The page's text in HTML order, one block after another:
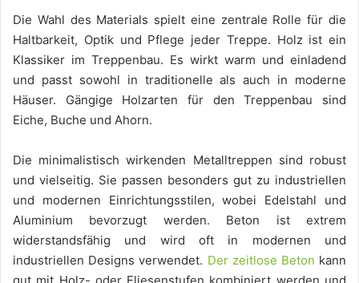
Die Wahl des Materials spielt eine zentrale Rolle für die
Haltbarkeit, Optik und Pflege jeder Treppe. Holz ist ein
Klassiker im Treppenbau. Es wirkt warm und einladend
und passt sowohl in traditionelle als auch in moderne
Häuser. Gängige Holzarten für den Treppenbau sind
Eiche, Buche und Ahorn.
Die minimalistisch wirkenden Metalltreppen sind robust
und vielseitig. Sie passen besonders gut zu industriellen
und modernen Einrichtungsstilen, wobei Edelstahl und
Aluminium bevorzugt werden. Beton ist extrem
widerstandsfähig und wird oft in modernen und
industriellen Designs verwendet. Der zeitlose Beton kann